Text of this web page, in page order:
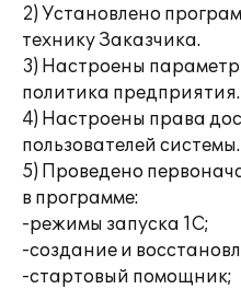
2) Установлено
технику Заказчика.
3) Настроены
политика предприятия.
4) Настроены права
пользователей системы.
5) Проведено
в программе:
-режимы запуска 1С;
-создание и
-стартовый помощник;